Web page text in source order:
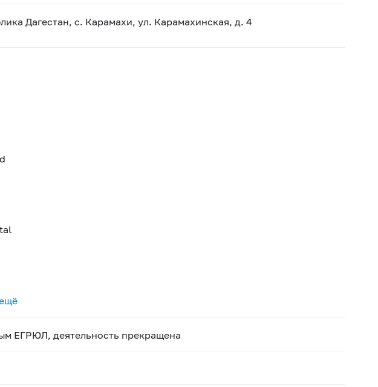
Дагестан, с. Карамахи, ул. Карамахинская, д. 4
ЕГРЮЛ, деятельность прекращена